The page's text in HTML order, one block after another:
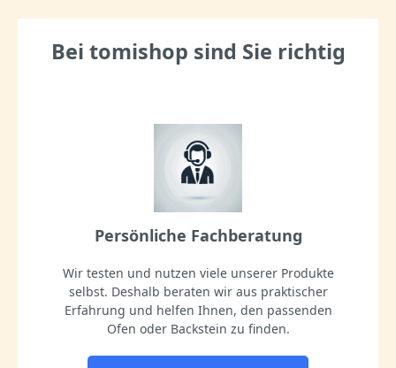
Bei tomishop sind Sie richtig
Persönliche Fachberatung
Wir testen und nutzen viele unserer Produkte
selbst. Deshalb beraten wir aus praktischer
Erfahrung und helfen Ihnen, den passenden
Ofen oder Backstein zu finden.